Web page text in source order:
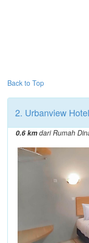
Back to Top
2. Urbanview
0.6 kmdari Rumah